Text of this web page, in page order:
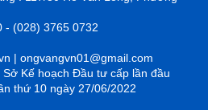
- (028) 3765 0732
| ongvangvn01@gmail.com
Kế hoạch Đầu tư cấp lần đầu
thứ 10 ngày 27/06/2022